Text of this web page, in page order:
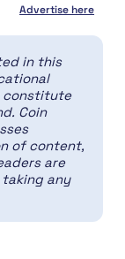
Advertise here
in this
constitute
Coin
of content,
are
any